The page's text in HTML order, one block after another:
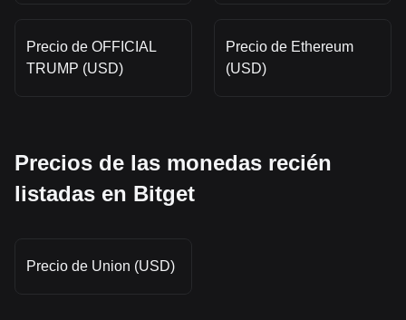
Precio de OFFICIAL
TRUMP (USD)
Precio de Ethereum
(USD)
Precios de las monedas recién
listadas en Bitget
Precio de Union (USD)